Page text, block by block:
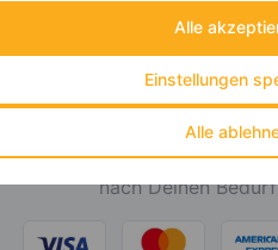
Alle
Einstellungen
Alle
invi
Individuelle
nach Deinen